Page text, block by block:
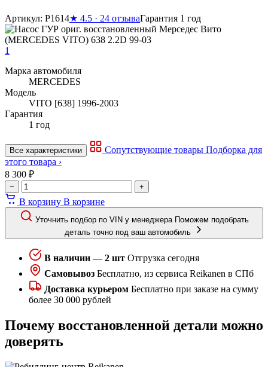
Артикул: P1614★ 4.5 · 24 отзываГарантия 1 год
1
Марка автомобиля
MERCEDES
Модель
VITO [638] 1996-2003
Гарантия
1 год
Все характеристики Сопутствующие товары Подборка для
этого товара ›
8 300 ₽
− +
В корзину В корзине
Уточнить подбор по VIN у менеджера Поможем подобрать
деталь точно под ваш автомобиль
В наличии — 2 шт Отгрузка сегодня
Самовывоз Бесплатно, из сервиса Reikanen в СПб
Доставка курьером Бесплатно при заказе на сумму
более 30 000 рублей
Почему восстановленной детали можно
доверять